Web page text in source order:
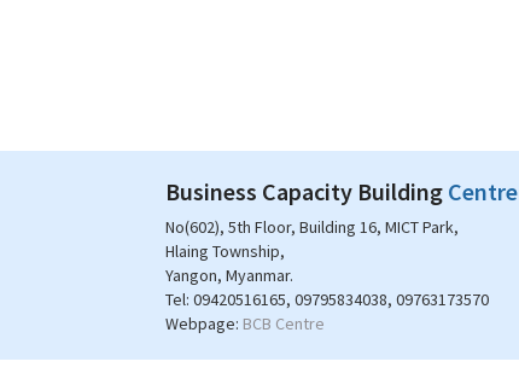
Business Capacity Building Centre
No(602), 5th Floor, Building 16, MICT Park,
Hlaing Township,
Yangon, Myanmar.
Tel: 09420516165, 09795834038, 09763173570
Webpage: BCB Centre